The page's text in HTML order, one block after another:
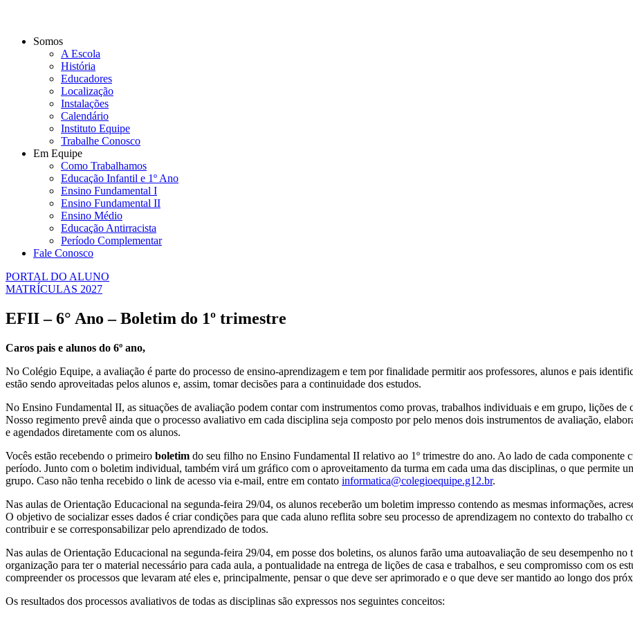
Somos
A Escola
História
Educadores
Localização
Instalações
Calendário
Instituto Equipe
Trabalhe Conosco
Em Equipe
Como Trabalhamos
Educação Infantil e 1º Ano
Ensino Fundamental I
Ensino Fundamental II
Ensino Médio
Educação Antirracista
Período Complementar
Fale Conosco
PORTAL DO ALUNO
MATRÍCULAS 2027
EFII – 6° Ano – Boletim do 1º trimestre
Caros pais e alunos do 6º ano,
No Colégio Equipe, a avaliação é parte do processo de ensino-aprendizagem e tem por finalidade permitir aos professores, alunos e pais
estão sendo aproveitadas pelos alunos e, assim, tomar decisões para a continuidade dos estudos.
No Ensino Fundamental II, as situações de avaliação podem contar com instrumentos como provas, trabalhos individuais e em grupo, lições de
Nosso regimento prevê ainda que o processo avaliativo em cada disciplina seja composto por pelo menos dois instrumentos de avaliação,
e agendados diretamente com os alunos.
Vocês estão recebendo o primeiro boletim do seu filho no Ensino Fundamental II relativo ao 1º trimestre do ano. Ao lado de cada
período. Junto com o boletim individual, também virá um gráfico com o aproveitamento da turma em cada uma das disciplinas, o que permite
grupo. Caso não tenha recebido o link de acesso via e-mail, entre em contato informatica@colegioequipe.g12.br.
Nas aulas de Orientação Educacional na segunda-feira 29/04, os alunos receberão um boletim impresso contendo as mesmas informações,
O objetivo de socializar esses dados é criar condições para que cada aluno reflita sobre seu processo de aprendizagem no contexto do trabalho
contribuir e se corresponsabilizar pelo aprendizado de todos.
Nas aulas de Orientação Educacional na segunda-feira 29/04, em posse dos boletins, os alunos farão uma autoavaliação de seu desempenho
organização para ter o material necessário para cada aula, a pontualidade na entrega de lições de casa e trabalhos, e seu compromisso com os
compreender os processos que levaram até eles e, principalmente, pensar o que deve ser aprimorado e o que deve ser mantido ao longo dos
Os resultados dos processos avaliativos de todas as disciplinas são expressos nos seguintes conceitos: